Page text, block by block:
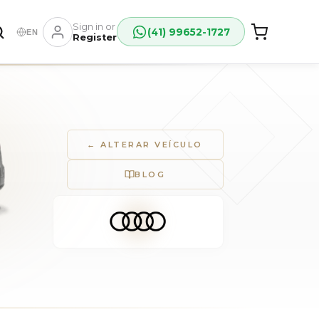
EN
Sign in or
Register
(41) 99652-1727
← ALTERAR VEÍCULO
BLOG